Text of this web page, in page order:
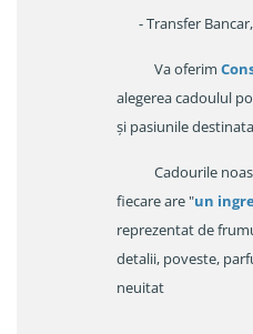
- Transfer
Va oferim
alegerea cadoulul
și pasiunile
Cadourile
fiecare are "un
reprezentat de
detalii, poveste,
neuitat